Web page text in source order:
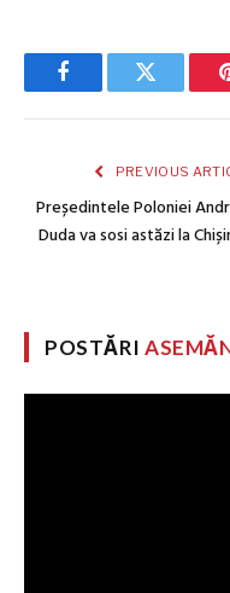
FacebookTwitter
PREVIOUS
Președintele Poloniei
Duda va sosi astăzi la
POSTĂRI